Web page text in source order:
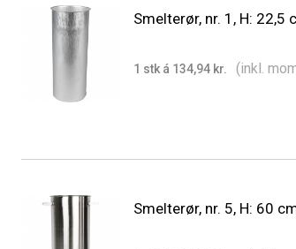
Smelterør, nr. 1, H: 22,5
1 stk á 134,94 kr. (inkl.
Smelterør, nr. 5, H: 60